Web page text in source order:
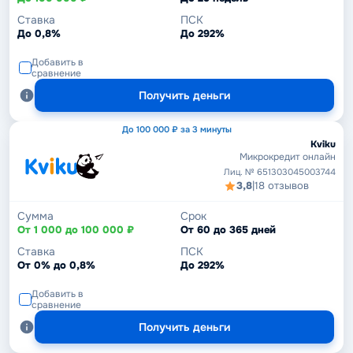
Ставка
До 0,8%
ПСК
До 292%
Добавить в
сравнение
Получить деньги
До 100 000 ₽ за 3 минуты
Kviku
Микрокредит онлайн
Лиц. № 651303045003744
3,8|18 отзывов
Сумма
От 1 000 до 100 000 ₽
Срок
От 60 до 365 дней
Ставка
От 0% до 0,8%
ПСК
До 292%
Добавить в
сравнение
Получить деньги